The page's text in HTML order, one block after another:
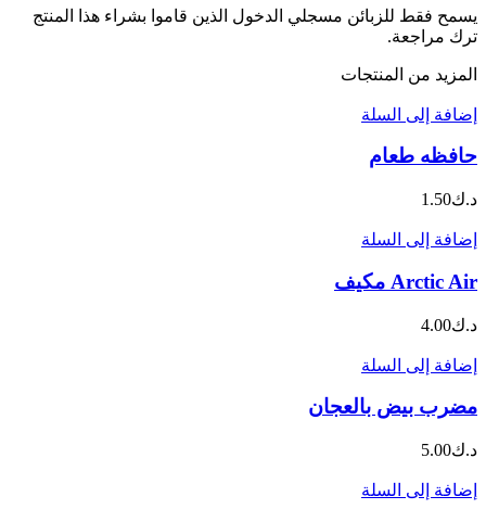
يسمح فقط للزبائن مسجلي الدخول الذين قاموا بشراء هذا المنتج
ترك مراجعة.
المزيد من المنتجات
إضافة إلى السلة
حافظه طعام
د.ك1.50
إضافة إلى السلة
Arctic Air مكيف
د.ك4.00
إضافة إلى السلة
مضرب بيض بالعجان
د.ك5.00
إضافة إلى السلة